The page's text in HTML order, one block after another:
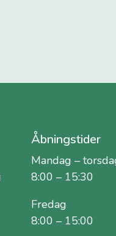
Åbningstider
Mandag –
8:00 – 15:30
Fredag
8:00 – 15:00